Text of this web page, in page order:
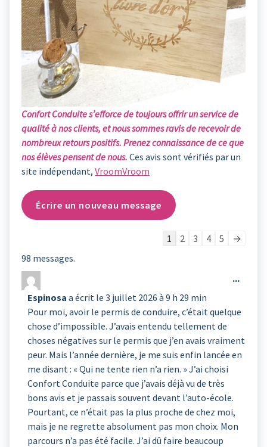
Confort Conduite s’efforce de toujours offrir un service de
qualité à nos clients, et nous sommes ravis de recevoir de
nombreux retours positifs. Prenez connaissance de ce que
nos élèves pensent de nous. Ces avis sont vérifiés par un
site indépendant, VroomVroom
Navigation
du
livre
d’or
1 2 3 4 5
→
98 messages.
Espinosa a écrit le 3 juillet 2026 à 9 h 29 min
Pour moi, avoir le permis de conduire, c’était quelque
chose d’impossible. J’avais entendu tellement de
choses négatives sur le permis que j’en avais vraiment
peur. Mais l’année dernière, je me suis enfin lancée en
me disant : « Qui ne tente rien n’a rien. » J’ai choisi
Confort Conduite parce que j’avais déjà vu de très
bons avis et je passais souvent devant l’auto-école.
Pourtant, ce n’était pas la plus proche de chez moi,
mais je ne regrette absolument pas mon choix. Mon
parcours n’a pas été facile. J’ai dû faire beaucoup
...